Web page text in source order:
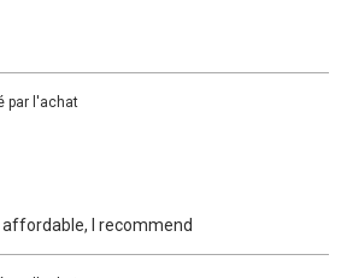
par l'achat
I recommend